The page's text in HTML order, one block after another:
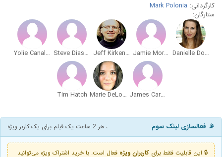
کارگردانی: Mark Polonia
ستارگان:
Danielle Donahue
Jamie Morgan
Jeff Kirkendall
Steve Diasparra
Yolie Canales
James Carolus
Marie DeLorenzo
Tim Hatch
📡 فعالسازی لینک سوم ، هر 2 ساعت یک فیلم برای یک کاربر ویژه
🔒 این قابلیت فقط برای کاربران ویژه فعال است. با خرید اشتراک ویژه می‌توانید